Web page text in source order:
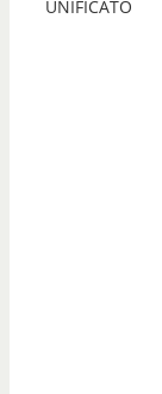
UNIFICATO